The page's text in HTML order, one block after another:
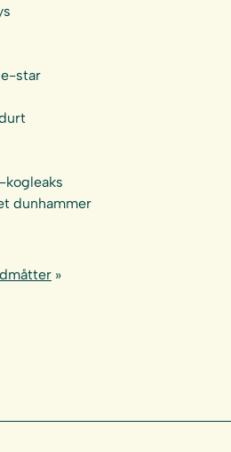
star
kogleaks
dunhammer
»